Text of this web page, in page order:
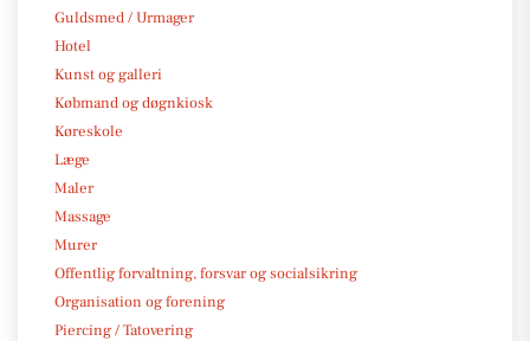
Guldsmed / Urmager
Hotel
Kunst og galleri
Købmand og døgnkiosk
Køreskole
Læge
Maler
Massage
Murer
Offentlig forvaltning, forsvar og socialsikring
Organisation og forening
Piercing / Tatovering